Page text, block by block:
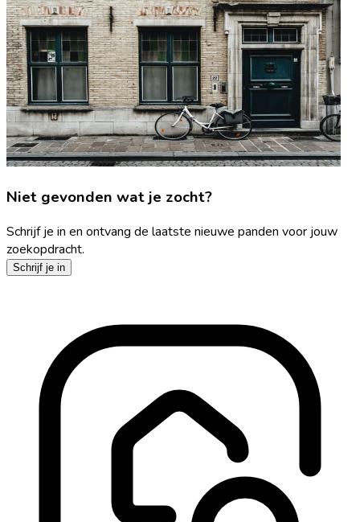
Niet gevonden wat je zocht?
Schrijf je in en ontvang de laatste nieuwe panden voor jouw
zoekopdracht.
Schrijf je in